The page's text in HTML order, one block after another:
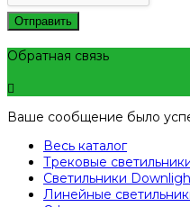
Отправить
Обратная связь
Ваше сообщение было
Весь каталог
Трековые
Светильники
Линейные